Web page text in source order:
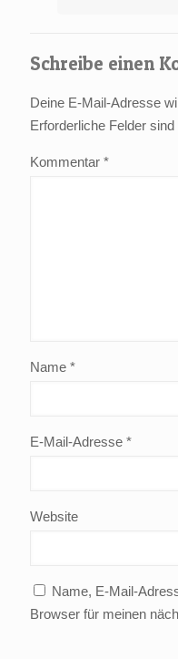
Schreibe einen
Deine E-Mail-Adresse
Erforderliche Felder sind
Kommentar *
Name *
E-Mail-Adresse *
Website
Name, E-Mail-
Browser für meinen